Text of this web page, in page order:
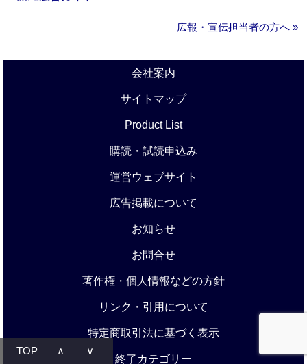
広報・宣伝担当者の方へ »
会社案内
サイトマップ
Product List
購読・試読申込み
運営ウェブサイト
広告掲載について
お知らせ
お問合せ
著作権・個人情報などの方針
リンク・引用について
特定商取引法に基づく表示
終了カテゴリー
TOP ∧ ∨